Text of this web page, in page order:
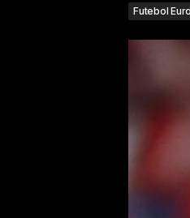
Futebol